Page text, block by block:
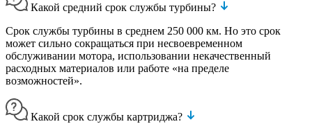
Какой средний срок службы турбины?
Срок службы турбины в среднем 250 000 км. Но это срок
может сильно сокращаться при несвоевременном
обслуживании мотора, использовании некачественный
расходных материалов или работе «на пределе
возможностей».
Какой срок службы картриджа?